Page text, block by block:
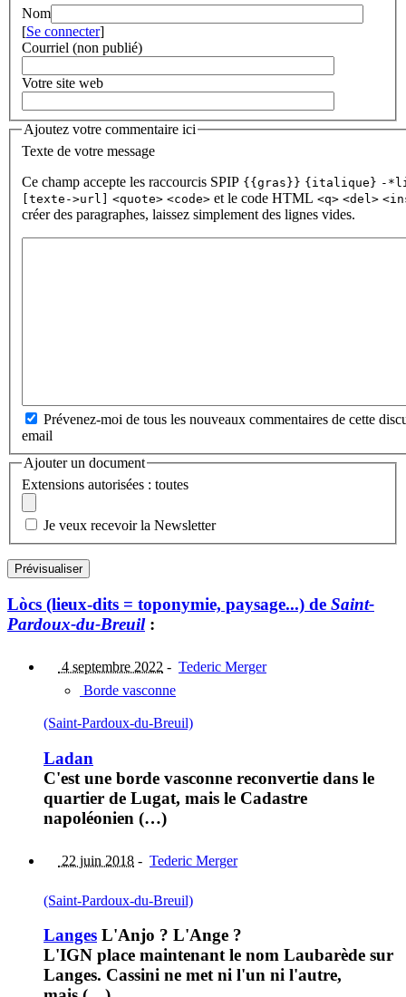
Nom
[Se connecter]
Courriel (non publié)
Votre site web
Ajoutez votre commentaire ici
Texte de votre message
Ce champ accepte les raccourcis SPIP {{gras}} {italique} -
[texte->url]
<quote> <code> et le code HTML <q> <del>
créer des paragraphes, laissez simplement des lignes vides.
Prévenez-moi de tous les nouveaux commentaires de cette
email
Ajouter un document
Extensions autorisées : toutes
Je veux recevoir la Newsletter
Lòcs (lieux-dits = toponymie, paysage...) de Saint-
Pardoux-du-Breuil:
4 septembre 2022 - Tederic Merger
Borde vasconne
(Saint-Pardoux-du-Breuil)
Ladan
C'est une borde vasconne reconvertie dans le
quartier de Lugat, mais le Cadastre
napoléonien (…)
22 juin 2018 - Tederic Merger
(Saint-Pardoux-du-Breuil)
Langes L'Anjo ? L'Ange ?
L'IGN place maintenant le nom Laubarède sur
Langes. Cassini ne met ni l'un ni l'autre,